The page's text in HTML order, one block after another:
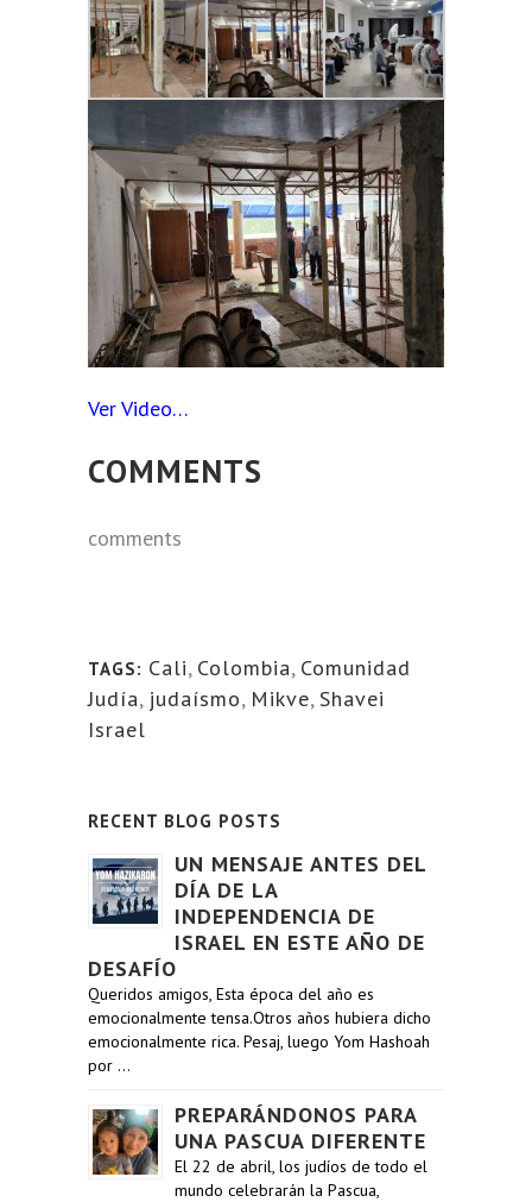
Ver Video…
COMMENTS
comments
TAGS: Cali, Colombia, Comunidad
Judía, judaísmo, Mikve, Shavei
Israel
RECENT BLOG POSTS
UN MENSAJE ANTES DEL
DÍA DE LA
INDEPENDENCIA DE
ISRAEL EN ESTE AÑO DE
DESAFÍO
Queridos amigos, Esta época del año es
emocionalmente tensa.Otros años hubiera dicho
emocionalmente rica. Pesaj, luego Yom Hashoah
por …
PREPARÁNDONOS PARA
UNA PASCUA DIFERENTE
El 22 de abril, los judíos de todo el
mundo celebrarán la Pascua,